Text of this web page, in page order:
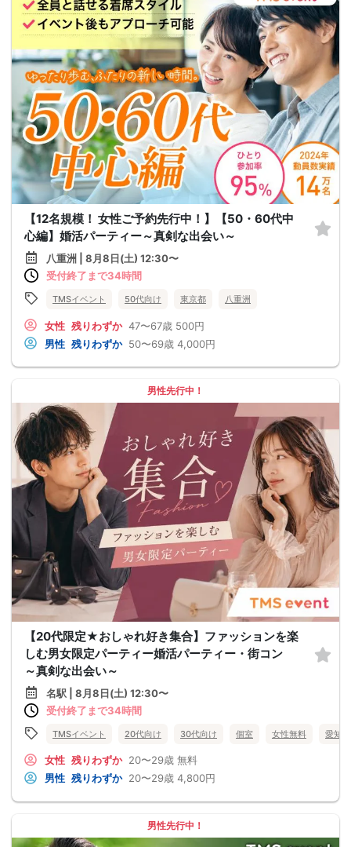
【12名規模！ 女性ご予約先行中！】【50・60代中
心編】婚活パーティー～真剣な出会い～
八重洲 | 8月8日(土) 12:30〜
受付終了まで34時間
TMSイベント 50代向け 東京都 八重洲
女性 残りわずか 47〜67歳 500円
男性 残りわずか 50〜69歳 4,000円
男性先行中！
【20代限定★おしゃれ好き集合】ファッションを楽
しむ男女限定パーティー婚活パーティー・街コン
～真剣な出会い～
名駅 | 8月8日(土) 12:30〜
受付終了まで34時間
TMSイベント 20代向け 30代向け 個室 女性無料 愛知県
女性 残りわずか 20〜29歳 無料
男性 残りわずか 20〜29歳 4,800円
男性先行中！